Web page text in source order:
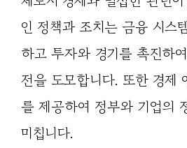
인 정책과 조치는 금융 시스
하고 투자와 경기를 촉진하
전을 도모합니다. 또한 경제
를 제공하여 정부와 기업의
미칩니다.